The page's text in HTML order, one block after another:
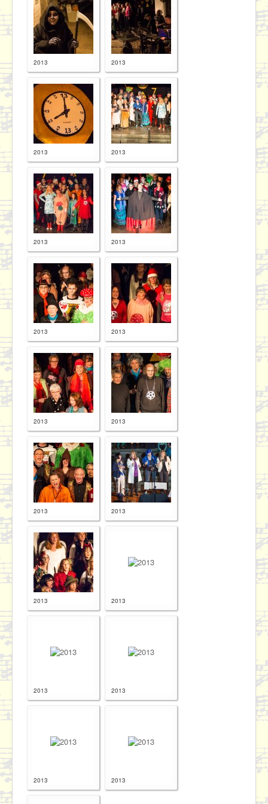
Proben
Kontakt / Datenschutz
2013 2013
2013 2013
2013 2013
2013 2013
2013 2013
2013 2013
2013 2013
2013 2013
2013 2013